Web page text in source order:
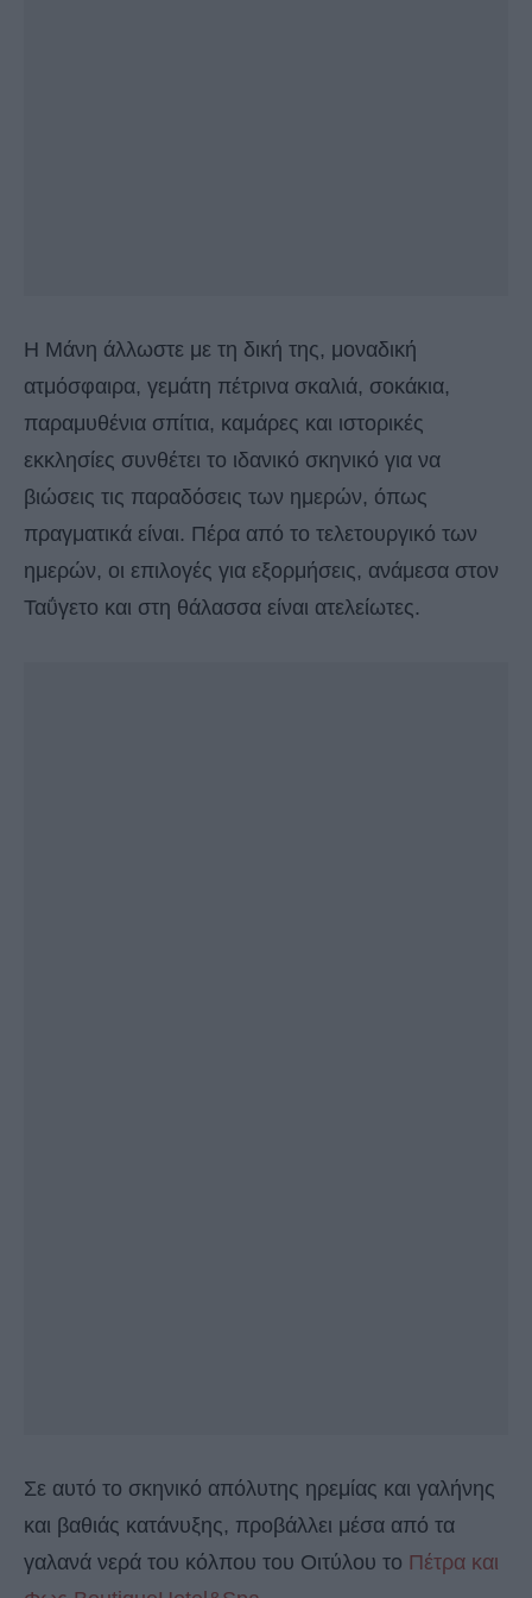
Η Μάνη άλλωστε με τη δική της, μοναδική
ατμόσφαιρα, γεμάτη πέτρινα σκαλιά, σοκάκια,
παραμυθένια σπίτια, καμάρες και ιστορικές
εκκλησίες συνθέτει το ιδανικό σκηνικό για να
βιώσεις τις παραδόσεις των ημερών, όπως
πραγματικά είναι. Πέρα από το τελετουργικό των
ημερών, οι επιλογές για εξορμήσεις, ανάμεσα στον
Ταΰγετο και στη θάλασσα είναι ατελείωτες.
Σε αυτό το σκηνικό απόλυτης ηρεμίας και γαλήνης
και βαθιάς κατάνυξης, προβάλλει μέσα από τα
γαλανά νερά του κόλπου του Οιτύλου το Πέτρα και